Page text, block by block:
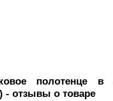
полотенце в
- отзывы о товаре